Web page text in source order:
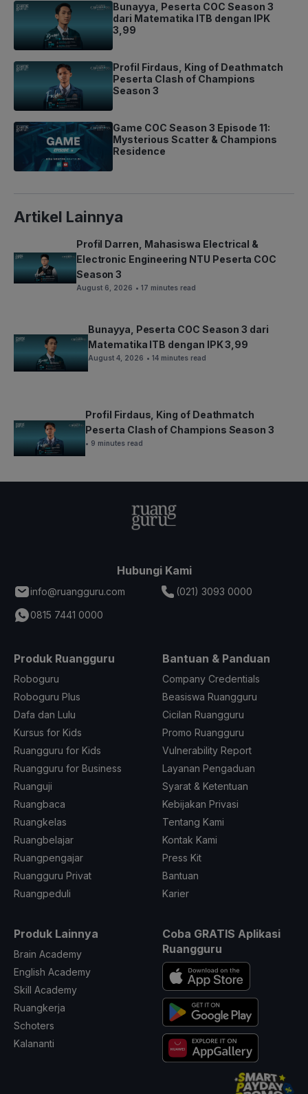
Bunayya, Peserta COC Season 3
dari Matematika ITB dengan IPK
3,99
Profil Firdaus, King of Deathmatch
Peserta Clash of Champions
Season 3
Game COC Season 3 Episode 11:
Mysterious Scatter & Champions
Residence
Artikel Lainnya
Profil Darren, Mahasiswa Electrical &
Electronic Engineering NTU Peserta COC
Season 3
August 6, 2026 • 17 minutes read
Bunayya, Peserta COC Season 3 dari
Matematika ITB dengan IPK 3,99
August 4, 2026 • 14 minutes read
Profil Firdaus, King of Deathmatch
Peserta Clash of Champions Season 3
• 9 minutes read
Hubungi Kami
info@ruangguru.com
(021) 3093 0000
0815 7441 0000
Produk Ruangguru
Roboguru
Roboguru Plus
Dafa dan Lulu
Kursus for Kids
Ruangguru for Kids
Ruangguru for Business
Ruanguji
Ruangbaca
Ruangkelas
Ruangbelajar
Ruangpengajar
Ruangguru Privat
Ruangpeduli
Bantuan & Panduan
Company Credentials
Beasiswa Ruangguru
Cicilan Ruangguru
Promo Ruangguru
Vulnerability Report
Layanan Pengaduan
Syarat & Ketentuan
Kebijakan Privasi
Tentang Kami
Kontak Kami
Press Kit
Bantuan
Karier
Produk Lainnya
Brain Academy
English Academy
Skill Academy
Ruangkerja
Schoters
Kalananti
Coba GRATIS Aplikasi
Ruangguru